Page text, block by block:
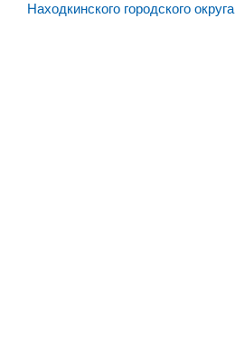
Находкинского городского округа